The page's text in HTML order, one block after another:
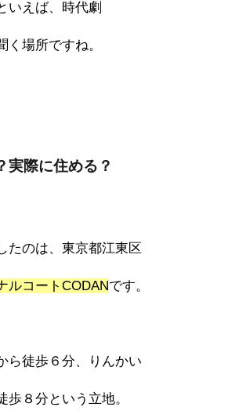
いえば、時代劇
く場所ですね。
実際に住める？
たのは、東京都江東区
ルコートCODANです。
ら徒歩６分、りんかい
８分という立地。